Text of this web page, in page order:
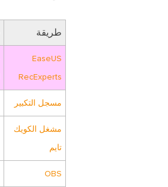
طريقة
EaseUS
RecExperts
مسجل التكبير
مشغل الكويك
تايم
OBS